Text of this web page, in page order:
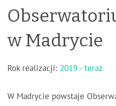
w Madrycie
Rok realizacji: 2019 - teraz
W Madrycie powstaje